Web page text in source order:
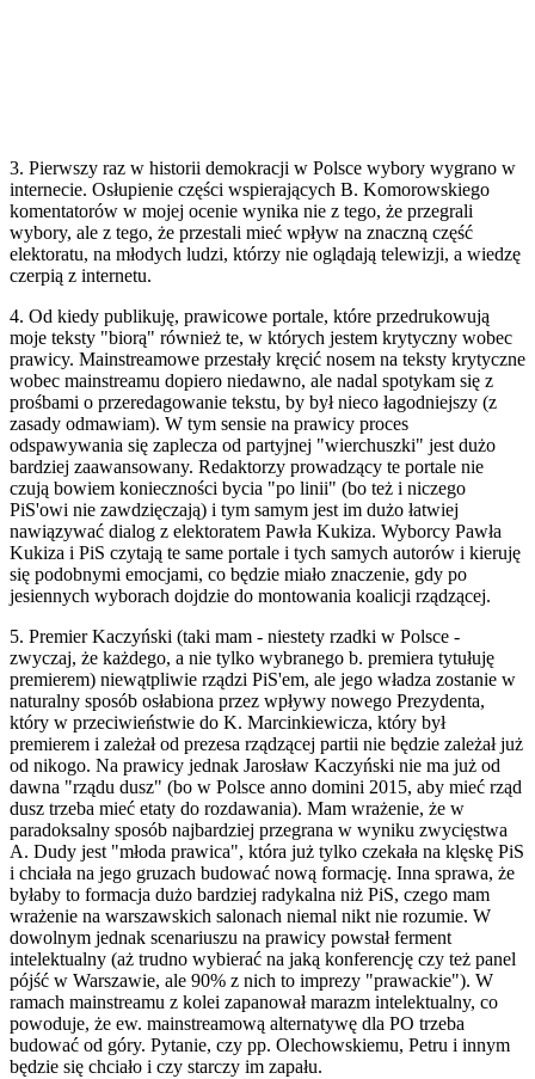
3. Pierwszy raz w historii demokracji w Polsce wybory wygrano w
internecie. Osłupienie części wspierających B. Komorowskiego
komentatorów w mojej ocenie wynika nie z tego, że przegrali
wybory, ale z tego, że przestali mieć wpływ na znaczną część
elektoratu, na młodych ludzi, którzy nie oglądają telewizji, a wiedzę
czerpią z internetu.
4. Od kiedy publikuję, prawicowe portale, które przedrukowują
moje teksty "biorą" również te, w których jestem krytyczny wobec
prawicy. Mainstreamowe przestały kręcić nosem na teksty krytyczne
wobec mainstreamu dopiero niedawno, ale nadal spotykam się z
prośbami o przeredagowanie tekstu, by był nieco łagodniejszy (z
zasady odmawiam). W tym sensie na prawicy proces
odspawywania się zaplecza od partyjnej "wierchuszki" jest dużo
bardziej zaawansowany. Redaktorzy prowadzący te portale nie
czują bowiem konieczności bycia "po linii" (bo też i niczego
PiS'owi nie zawdzięczają) i tym samym jest im dużo łatwiej
nawiązywać dialog z elektoratem Pawła Kukiza. Wyborcy Pawła
Kukiza i PiS czytają te same portale i tych samych autorów i kieruję
się podobnymi emocjami, co będzie miało znaczenie, gdy po
jesiennych wyborach dojdzie do montowania koalicji rządzącej.
5. Premier Kaczyński (taki mam - niestety rzadki w Polsce -
zwyczaj, że każdego, a nie tylko wybranego b. premiera tytułuję
premierem) niewątpliwie rządzi PiS'em, ale jego władza zostanie w
naturalny sposób osłabiona przez wpływy nowego Prezydenta,
który w przeciwieństwie do K. Marcinkiewicza, który był
premierem i zależał od prezesa rządzącej partii nie będzie zależał już
od nikogo. Na prawicy jednak Jarosław Kaczyński nie ma już od
dawna "rządu dusz" (bo w Polsce anno domini 2015, aby mieć rząd
dusz trzeba mieć etaty do rozdawania). Mam wrażenie, że w
paradoksalny sposób najbardziej przegrana w wyniku zwycięstwa
A. Dudy jest "młoda prawica", która już tylko czekała na klęskę PiS
i chciała na jego gruzach budować nową formację. Inna sprawa, że
byłaby to formacja dużo bardziej radykalna niż PiS, czego mam
wrażenie na warszawskich salonach niemal nikt nie rozumie. W
dowolnym jednak scenariuszu na prawicy powstał ferment
intelektualny (aż trudno wybierać na jaką konferencję czy też panel
pójść w Warszawie, ale 90% z nich to imprezy "prawackie"). W
ramach mainstreamu z kolei zapanował marazm intelektualny, co
powoduje, że ew. mainstreamową alternatywę dla PO trzeba
budować od góry. Pytanie, czy pp. Olechowskiemu, Petru i innym
będzie się chciało i czy starczy im zapału.